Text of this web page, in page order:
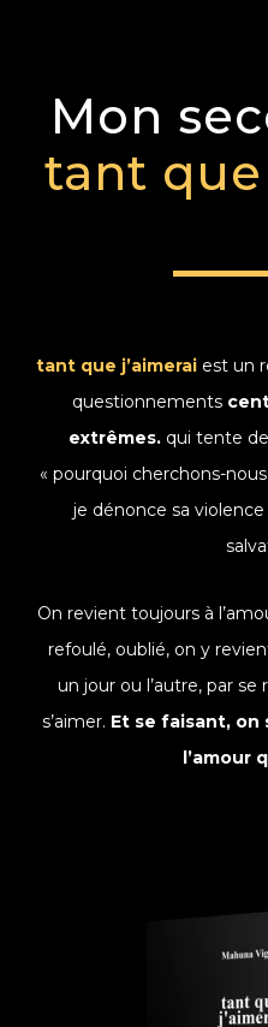
Mon
tant
tant que j’aimerai est un
questionnements
extrêmes. qui tente
« pourquoi cherchons-
je dénonce sa
On revient toujours à
refoulé, oublié, on y
un jour ou l’autre, par
s’aimer. Et se faisant, on
l’amour